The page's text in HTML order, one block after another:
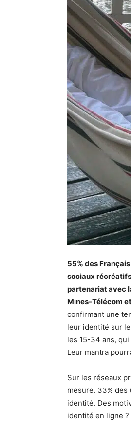
55% des
sociaux
partenariat avec
Mines-Télécom
confirmant une
leur identité sur
les 15-34 ans,
Leur mantra
Sur les réseaux
mesure. 33% des
identité. Des
identité en ligne ?